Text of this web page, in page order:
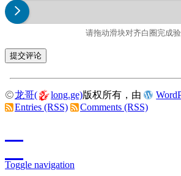
请拖动滑块对齐白圈完成
龙哥( long.ge)版权所有，由
Entries (RSS)
Comments (RSS)
Toggle navigation